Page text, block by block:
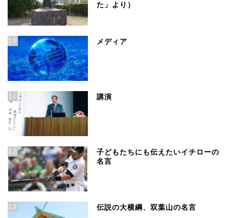
た」より）
10 メディア
11 講演
12
子どもたちにも伝えたいイチローの
名言
13 伝説の大横綱、双葉山の名言